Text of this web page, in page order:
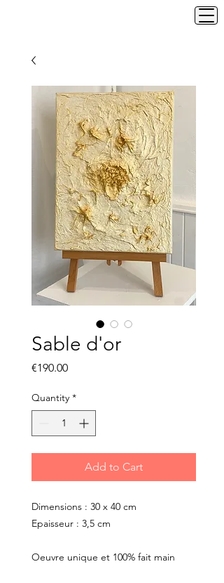
Sable d'or
€190.00Price
Quantity *
Add to Cart
Dimensions : 30 x 40 cm
Epaisseur : 3,5 cm
Oeuvre unique et 100% fait main